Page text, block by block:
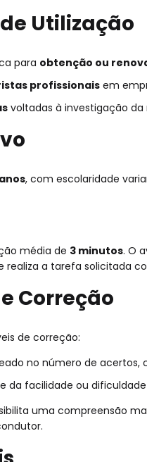
Utilização
para obtenção ou
profissionaisem
voltadas à investigação
, com escolaridade
média de 3 minutos. O
realiza a tarefa solicitada
Correção
de correção:
no número de acertos,
da facilidade ou
uma compreensão